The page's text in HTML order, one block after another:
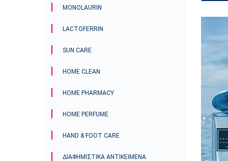
MONOLAURIN
LACTOFERRIN
SUN CARE
HOME CLEAN
HOME PHARMACY
HOME PERFUME
HAND & FOOT CARE
ΔΙΑΦΗΜΙΣΤΙΚΆ ΑΝΤΙΚΕΊΜΕΝΑ